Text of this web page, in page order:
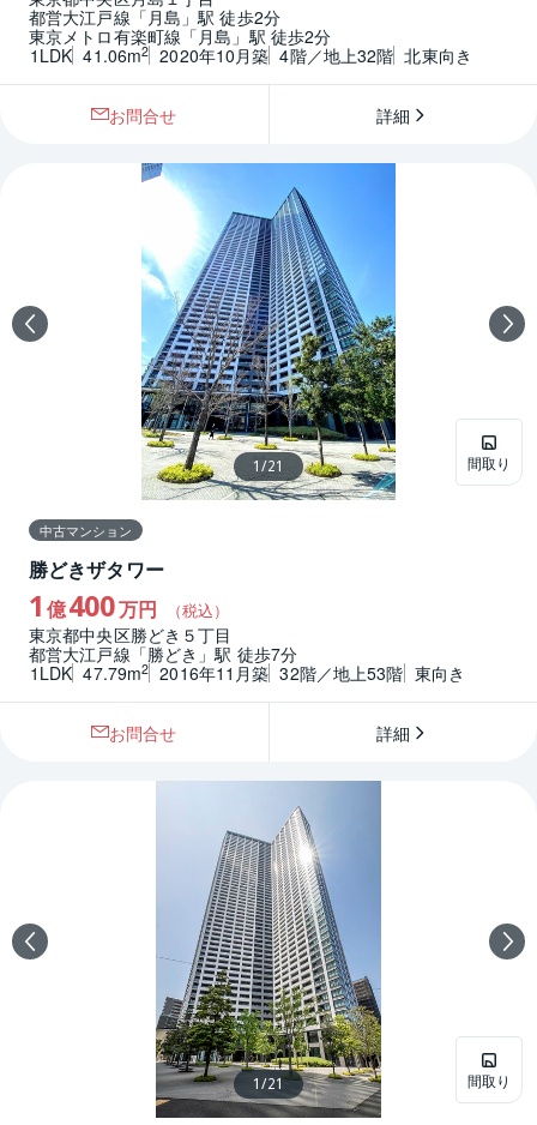
都営大江戸線「月島」駅 徒歩2分
東京メトロ有楽町線「月島」駅 徒歩2分
1LDK 41.06m2 2020年10月築 4階／地上32階 北東向き
お問合せ 詳細
間取り
1/21
中古マンション
勝どきザタワー
1 億400万円 （税込）
東京都中央区勝どき５丁目
都営大江戸線「勝どき」駅 徒歩7分
1LDK 47.79m2 2016年11月築 32階／地上53階 東向き
お問合せ 詳細
間取り
1/21